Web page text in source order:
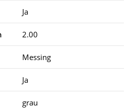
Ja
2.00
Messing
Ja
grau